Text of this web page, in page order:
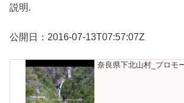
説明.
公開日：2016-07-13T07:57:07Z
奈良県下北山村_プロモ